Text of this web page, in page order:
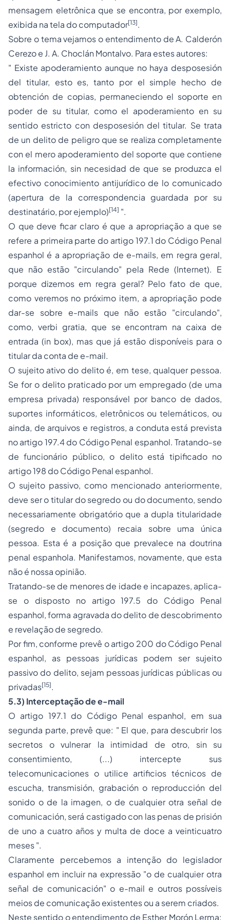
mensagem eletrônica que se encontra, por exemplo,
exibida na tela do computador[13].
Sobre o tema vejamos o entendimento de A. Calderón
Cerezo e J. A. Choclán Montalvo. Para estes autores:
" Existe apoderamiento aunque no haya desposesión
del titular, esto es, tanto por el simple hecho de
obtención de copias, permaneciendo el soporte en
poder de su titular, como el apoderamiento en su
sentido estricto con desposesión del titular. Se trata
de un delito de peligro que se realiza completamente
con el mero apoderamiento del soporte que contiene
la información, sin necesidad de que se produzca el
efectivo conocimiento antijurídico de lo comunicado
(apertura de la correspondencia guardada por su
destinatário, por ejemplo)[14] ".
O que deve ficar claro é que a apropriação a que se
refere a primeira parte do artigo 197.1 do Código Penal
espanhol é a apropriação de e-mails, em regra geral,
que não estão "circulando" pela Rede (Internet). E
porque dizemos em regra geral? Pelo fato de que,
como veremos no próximo item, a apropriação pode
dar-se sobre e-mailsque não estão "circulando",
como, verbi gratia, que se encontram na caixa de
entrada (in box), mas que já estão disponíveis para o
titular da conta de e-mail.
O sujeito ativo do delito é, em tese, qualquer pessoa.
Se for o delito praticado por um empregado (de uma
empresa privada) responsável por banco de dados,
suportes informáticos, eletrônicos ou telemáticos, ou
ainda, de arquivos e registros, a conduta está prevista
no artigo 197.4 do Código Penal espanhol. Tratando-se
de funcionário público, o delito está tipificado no
artigo 198 do Código Penal espanhol.
O sujeito passivo, como mencionado anteriormente,
deve ser o titular do segredo ou do documento, sendo
necessariamente obrigatório que a dupla titularidade
(segredo e documento) recaia sobre uma única
pessoa. Esta é a posição que prevalece na doutrina
penal espanhola. Manifestamos, novamente, que esta
não é nossa opinião.
Tratando-se de menores de idade e incapazes, aplica-
se o disposto no artigo 197.5 do Código Penal
espanhol, forma agravada do delito de descobrimento
e revelação de segredo.
Por fim, conforme prevê o artigo 200 do Código Penal
espanhol, as pessoas jurídicas podem ser sujeito
passivo do delito, sejam pessoas jurídicas públicas ou
privadas[15].
5.3) Interceptação dee-mail
O artigo 197.1 do Código Penal espanhol, em sua
segunda parte, prevê que: " El que, para descubrir los
secretos o vulnerar la intimidad de otro, sin su
consentimiento, (...) intercepte sus
telecomunicaciones o utilice artificios técnicos de
escucha, transmisión, grabación o reproducción del
sonido o de la imagen, o de cualquier otra señal de
comunicación, será castigado con las penas de prisión
de uno a cuatro años y multa de doce a veinticuatro
meses".
Claramente percebemos a intenção do legislador
espanhol em incluir na expressão "o de cualquier otra
señal de comunicación" o e-mail e outros possíveis
meios de comunicação existentes ou a serem criados.
Neste sentido o entendimento de Esther Morón Lerma: